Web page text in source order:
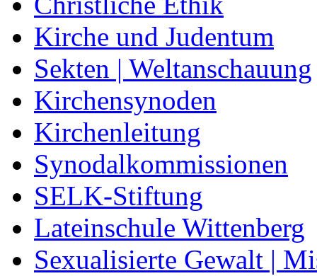
Kirche und Judentum
Sekten | Weltanschauung
Kirchensynoden
Kirchenleitung
Synodalkommissionen
SELK-Stiftung
Lateinschule Wittenberg
Sexualisierte Gewalt |